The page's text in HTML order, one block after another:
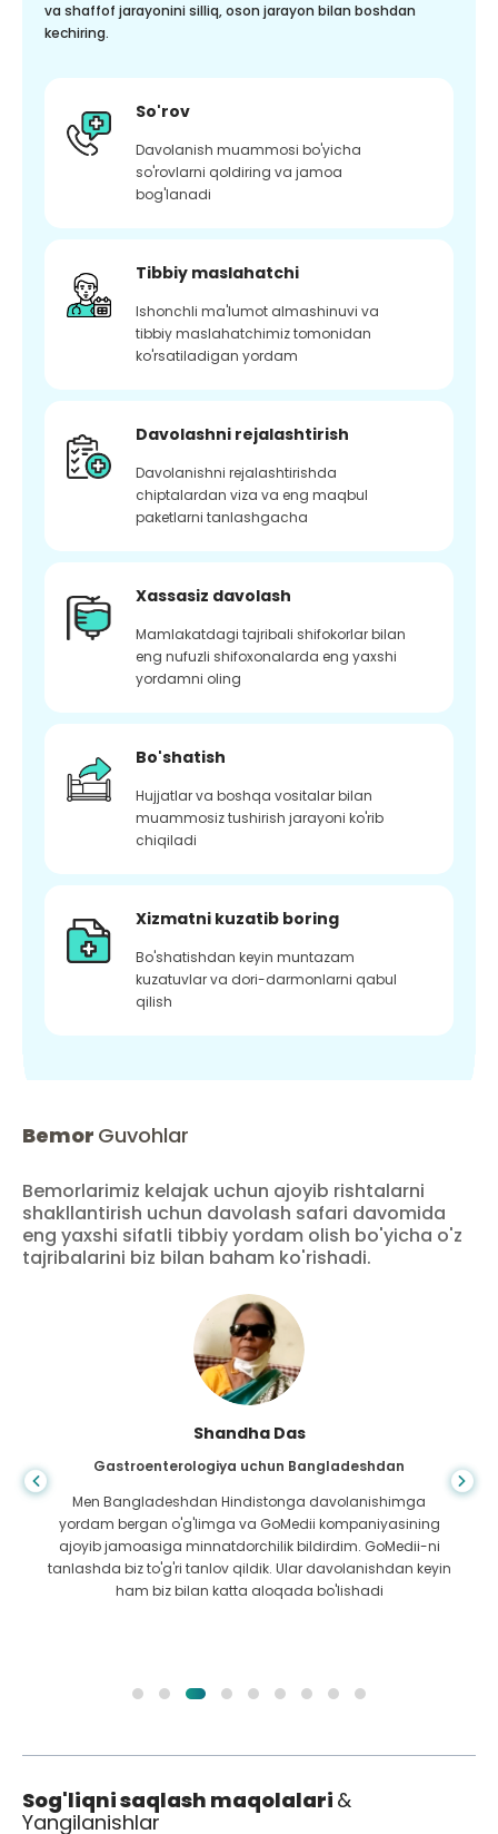
va shaffof jarayonini silliq, oson jarayon bilan boshdan
kechiring.
So'rov
Davolanish muammosi bo'yicha
so'rovlarni qoldiring va jamoa
bog'lanadi
Tibbiy maslahatchi
Ishonchli ma'lumot almashinuvi va
tibbiy maslahatchimiz tomonidan
ko'rsatiladigan yordam
Davolashni rejalashtirish
Davolanishni rejalashtirishda
chiptalardan viza va eng maqbul
paketlarni tanlashgacha
Xassasiz davolash
Mamlakatdagi tajribali shifokorlar bilan
eng nufuzli shifoxonalarda eng yaxshi
yordamni oling
Bo'shatish
Hujjatlar va boshqa vositalar bilan
muammosiz tushirish jarayoni ko'rib
chiqiladi
Xizmatni kuzatib boring
Bo'shatishdan keyin muntazam
kuzatuvlar va dori-darmonlarni qabul
qilish
Bemor Guvohlar
Bemorlarimiz kelajak uchun ajoyib rishtalarni
shakllantirish uchun davolash safari davomida
eng yaxshi sifatli tibbiy yordam olish bo'yicha o'z
tajribalarini biz bilan baham ko'rishadi.
Shandha Das
Gastroenterologiya uchun Bangladeshdan
Men Bangladeshdan Hindistonga davolanishimga
yordam bergan o'g'limga va GoMedii kompaniyasining
ajoyib jamoasiga minnatdorchilik bildirdim. GoMedii-ni
tanlashda biz to'g'ri tanlov qildik. Ular davolanishdan keyin
ham biz bilan katta aloqada bo'lishadi
Sog'liqni saqlash maqolalari &
Yangilanishlar